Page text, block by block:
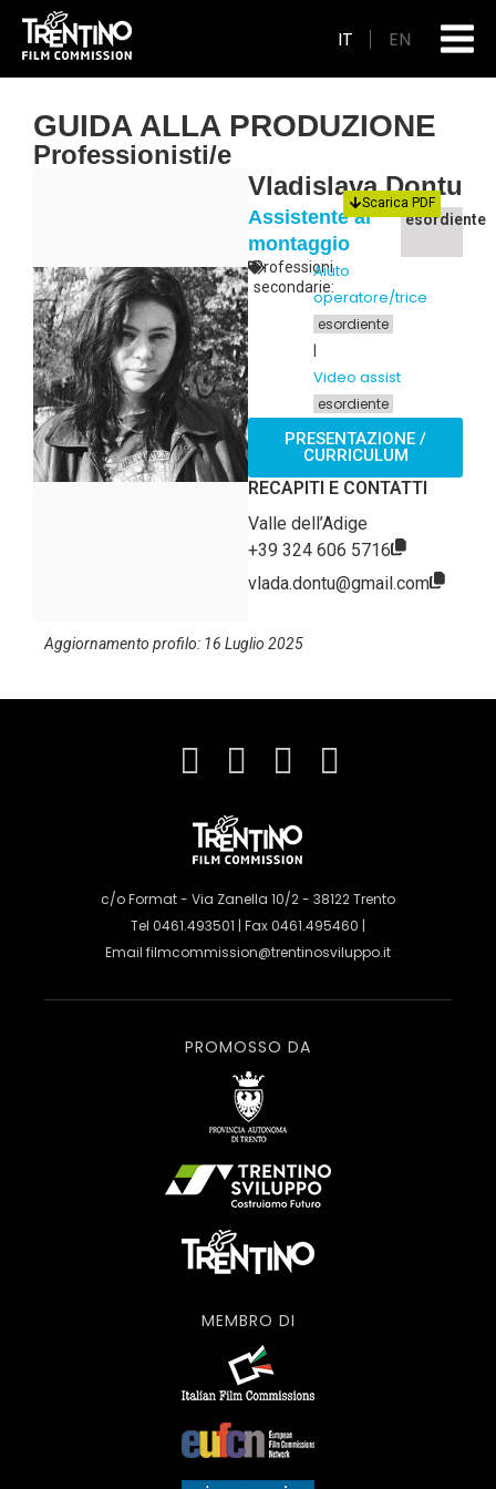
IT EN
GUIDA ALLA PRODUZIONE
Professionisti/e
Scarica PDF
Vladislava Dontu
Assistente al
montaggio
esordiente
Professioni
secondarie:
Aiuto
operatore/trice
esordiente
|
Video assist
esordiente
PRESENTAZIONE /
CURRICULUM
RECAPITI E CONTATTI
Valle dell’Adige
+39 324 606 5716
vlada.dontu@gmail.com
Aggiornamento profilo: 16 Luglio 2025
c/o Format - Via Zanella 10/2 - 38122 Trento
Tel 0461.493501 | Fax 0461.495460 |
Email filmcommission@trentinosviluppo.it
PROMOSSO DA
MEMBRO DI